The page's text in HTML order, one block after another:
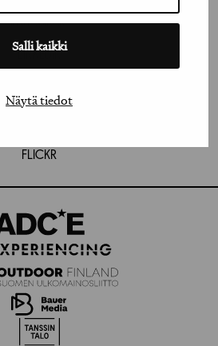
Salli kaikki
Näytä tiedot
INSTAGRAM
FLICKR